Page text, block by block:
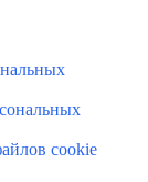
cookie